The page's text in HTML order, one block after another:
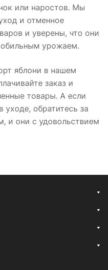
или наростов. Мы
и отменное
и уверены, что они
обильным урожаем.
яблони в нашем
заказ и
товары. А если
обратитесь за
и они с удовольствием